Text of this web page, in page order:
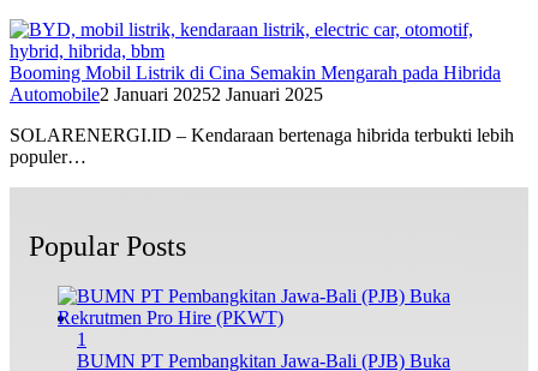
Booming Mobil Listrik di Cina Semakin Mengarah pada Hibrida
Automobile2 Januari 20252 Januari 2025
SOLARENERGI.ID – Kendaraan bertenaga hibrida terbukti lebih
populer…
Popular Posts
1
BUMN PT Pembangkitan Jawa-Bali (PJB) Buka